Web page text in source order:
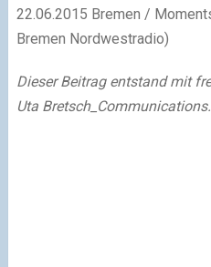
22.06.2015 Bremen /
Bremen Nordwestradio)
Dieser Beitrag entstand mit
Uta Bretsch_Communications.